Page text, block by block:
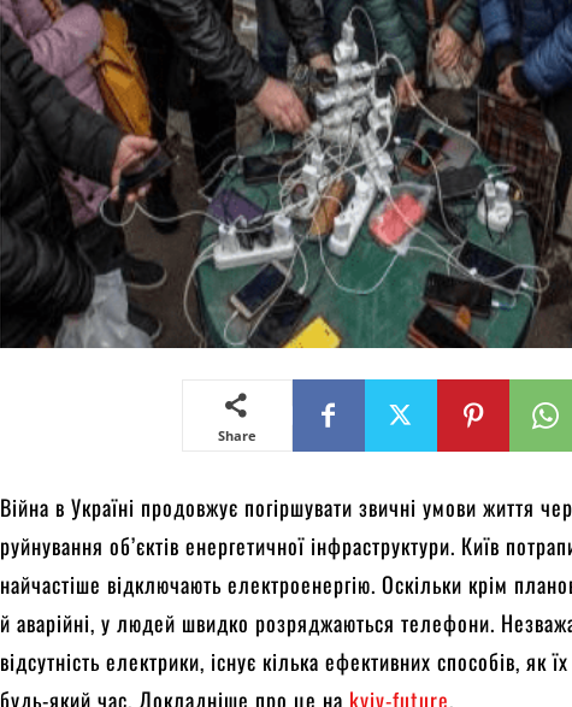
Share
Війна в Україні продовжує погіршувати звичні умови життя
руйнування об’єктів енергетичної інфраструктури. Київ
найчастіше відключають електроенергію. Оскільки крім
й аварійні, у людей швидко розряджаються телефони.
відсутність електрики, існує кілька ефективних способів, як
будь-який час. Докладніше про це на kyiv-future.